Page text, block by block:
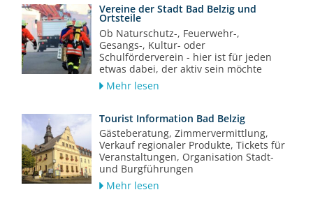
Vereine der Stadt Bad Belzig und
Ortsteile
Ob Naturschutz-, Feuerwehr-,
Gesangs-, Kultur- oder
Schulförderverein - hier ist für jeden
etwas dabei, der aktiv sein möchte
Mehr lesen
Tourist Information Bad Belzig
Gästeberatung, Zimmervermittlung,
Verkauf regionaler Produkte, Tickets für
Veranstaltungen, Organisation Stadt-
und Burgführungen
Mehr lesen